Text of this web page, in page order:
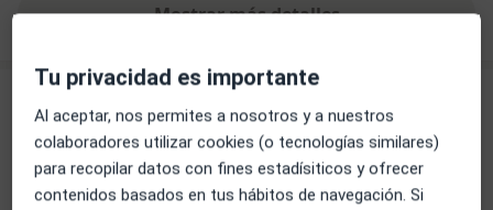
Mostrar más detalles
Servicios y precios
Primera visita Traumatología
130 € Detalles Reservar cita
Tu privacidad es importante
Al aceptar, nos permites a nosotros y a nuestros
colaboradores utilizar cookies (o tecnologías similares)
para recopilar datos con fines estadísiticos y ofrecer
contenidos basados en tus hábitos de navegación. Si